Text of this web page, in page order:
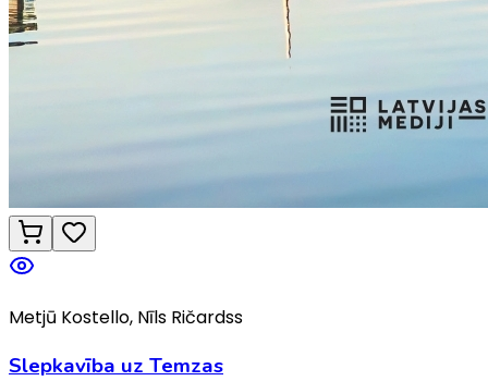
Metjū Kostello, Nīls Ričardss
Slepkavība uz Temzas